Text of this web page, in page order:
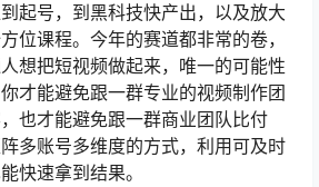
起号，到黑科技快产出，以及放大
位课程。今年的赛道都非常的卷，
想把短视频做起来，唯一的可能性
才能避免跟一群专业的视频制作团
也才能避免跟一群商业团队比付
多账号多维度的方式，利用可及时
快速拿到结果。